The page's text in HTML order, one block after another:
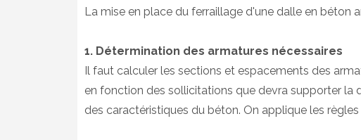
La mise en place du ferraillage d'une dalle en béton
1. Détermination des armatures nécessaires
Il faut calculer les sections et espacements des
en fonction des sollicitations que devra supporter la
des caractéristiques du béton. On applique les